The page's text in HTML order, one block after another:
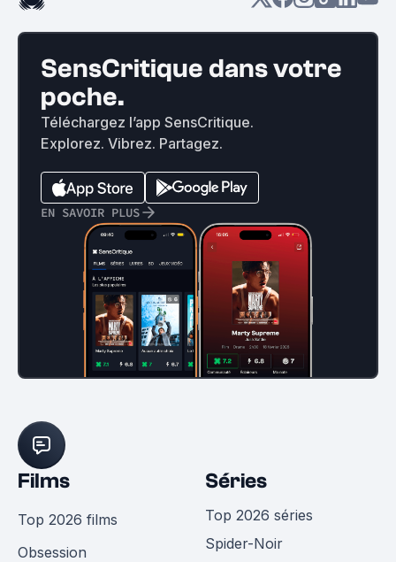
SensCritique dans votre
poche.
Téléchargez l’app SensCritique.
Explorez. Vibrez. Partagez.
EN SAVOIR PLUS
Films
Top 2026 films
Obsession
Séries
Top 2026 séries
Spider-Noir